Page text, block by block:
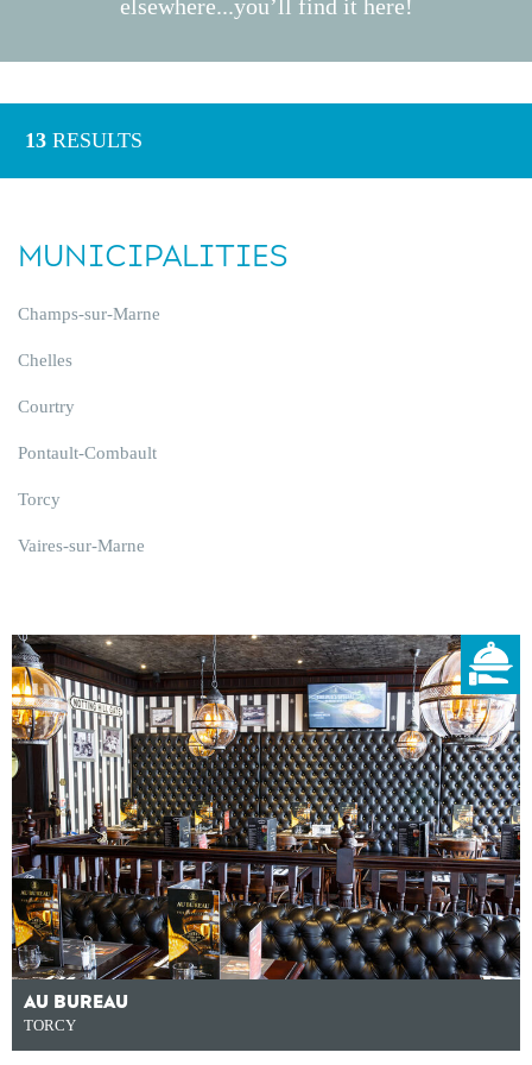
elsewhere...you’ll find it here!
13 RESULTS
MUNICIPALITIES
Champs-sur-Marne
Chelles
Courtry
Pontault-Combault
Torcy
Vaires-sur-Marne
AU BUREAU
TORCY